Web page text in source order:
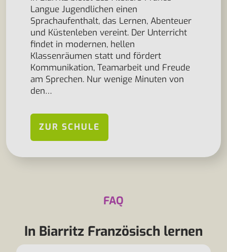
Langue Jugendlichen einen
Sprachaufenthalt, das Lernen, Abenteuer
und Küstenleben vereint. Der Unterricht
findet in modernen, hellen
Klassenräumen statt und fördert
Kommunikation, Teamarbeit und Freude
am Sprechen. Nur wenige Minuten von
den…
ZUR SCHULE
FAQ
In Biarritz Französisch lernen